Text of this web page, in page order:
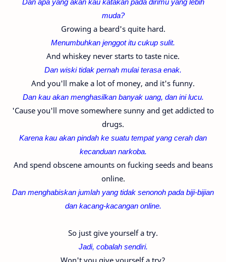
muda?
Growing a beard's quite hard.
Menumbuhkan jenggot itu cukup sulit.
And whiskey never starts to taste nice.
Dan wiski tidak pernah mulai terasa enak.
And you'll make a lot of money, and it's funny.
Dan kau akan menghasilkan banyak uang, dan ini lucu.
'Cause you'll move somewhere sunny and get addicted to
drugs.
Karena kau akan pindah ke suatu tempat yang cerah dan
kecanduan narkoba.
And spend obscene amounts on fucking seeds and beans
online.
Dan menghabiskan jumlah yang tidak senonoh pada biji-bijian
dan kacang-kacangan online.
So just give yourself a try.
Jadi, cobalah sendiri.
Won't you give yourself a try?